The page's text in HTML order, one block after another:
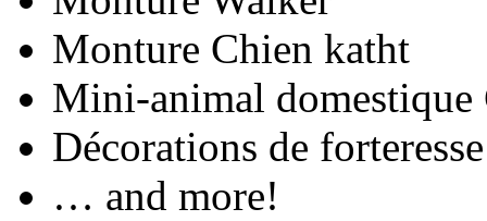
Monture Chien katht
Mini-animal domestique
Décorations de
… and more!